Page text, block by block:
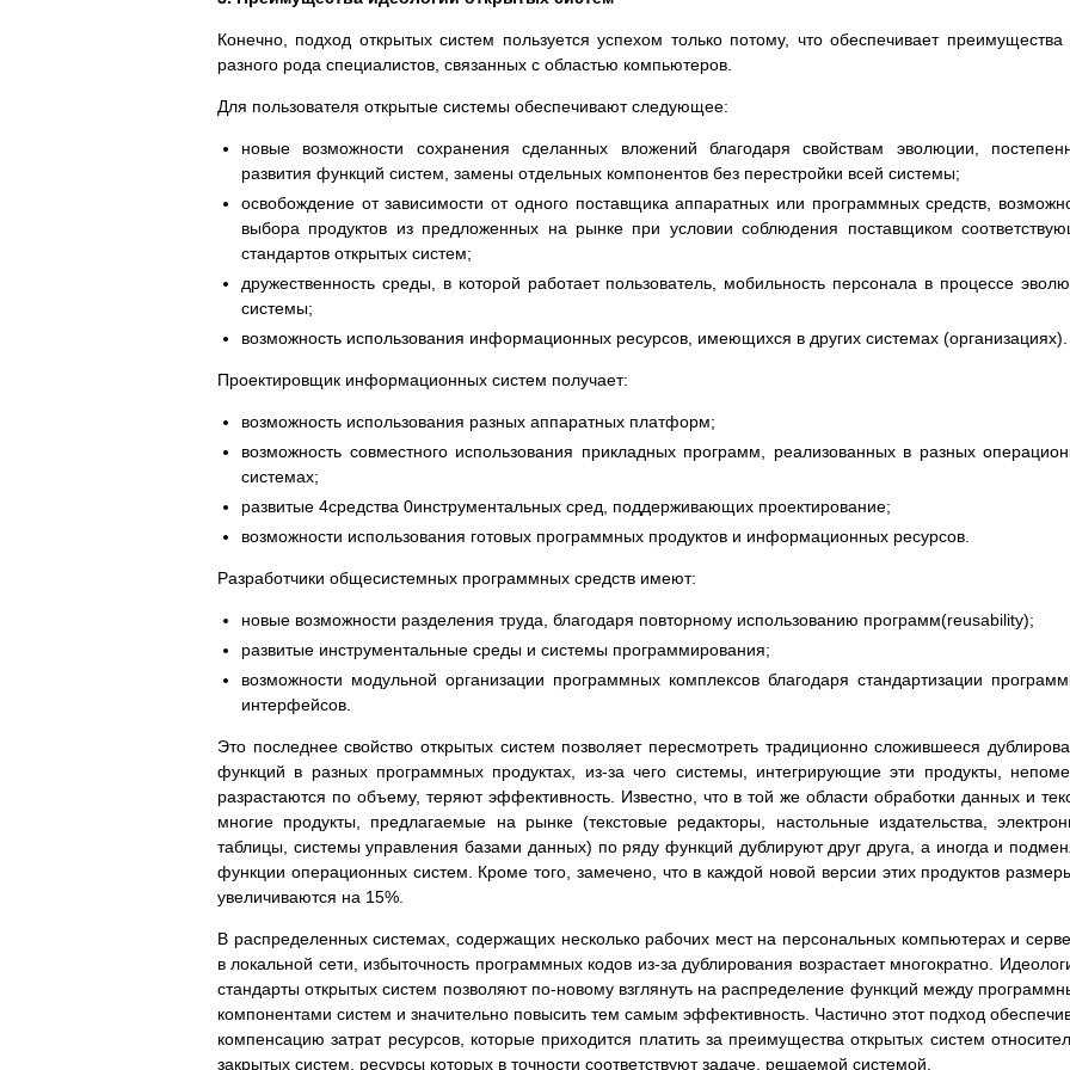
Конечно, подход открытых систем пользуется успехом только потому, что обеспечивает преимущества
разного рода специалистов, связанных с областью компьютеров.
Для пользователя открытые системы обеспечивают следующее:
новые возможности сохранения сделанных вложений благодаря свойствам эволюции,
развития функций систем, замены отдельных компонентов без перестройки всей системы;
освобождение от зависимости от одного поставщика аппаратных или программных средств,
выбора продуктов из предложенных на рынке при условии соблюдения поставщиком
стандартов открытых систем;
дружественность среды, в которой работает пользователь, мобильность персонала в процессе
системы;
возможность использования информационных ресурсов, имеющихся в других системах (организациях).
Проектировщик информационных систем получает:
возможность использования разных аппаратных платформ;
возможность совместного использования прикладных программ, реализованных в разных
системах;
развитые 4средства 0инструментальных сред, поддерживающих проектирование;
возможности использования готовых программных продуктов и информационных ресурсов.
Разработчики общесистемных программных средств имеют:
новые возможности разделения труда, благодаря повторному использованию программ(reusability);
развитые инструментальные среды и системы программирования;
возможности модульной организации программных комплексов благодаря стандартизации
интерфейсов.
Это последнее свойство открытых систем позволяет пересмотреть традиционно сложившееся
функций в разных программных продуктах, из-за чего системы, интегрирующие эти продукты,
разрастаются по объему, теряют эффективность. Известно, что в той же области обработки данных и
многие продукты, предлагаемые на рынке (текстовые редакторы, настольные издательства,
таблицы, системы управления базами данных) по ряду функций дублируют друг друга, а иногда и
функции операционных систем. Кроме того, замечено, что в каждой новой версии этих продуктов
увеличиваются на 15%.
В распределенных системах, содержащих несколько рабочих мест на персональных компьютерах и
в локальной сети, избыточность программных кодов из-за дублирования возрастает многократно.
стандарты открытых систем позволяют по-новому взглянуть на распределение функций между
компонентами систем и значительно повысить тем самым эффективность. Частично этот подход
компенсацию затрат ресурсов, которые приходится платить за преимущества открытых систем
закрытых систем, ресурсы которых в точности соответствуют задаче, решаемой системой.